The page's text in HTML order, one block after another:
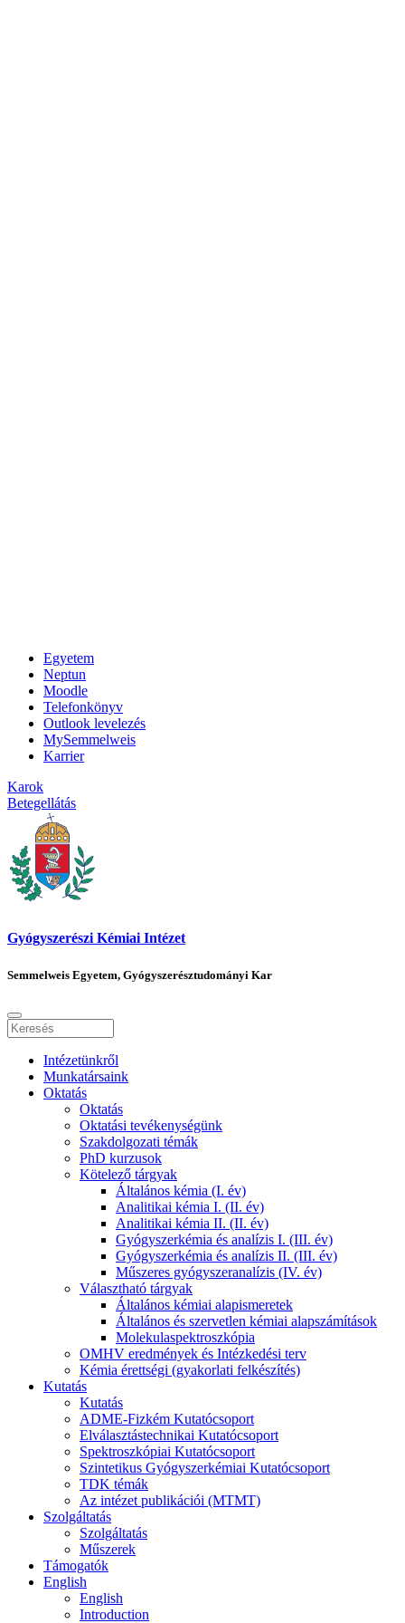
Egyetem
Neptun
Moodle
Telefonkönyv
Outlook levelezés
MySemmelweis
Karrier
Karok
Betegellátás
Gyógyszerészi Kémiai Intézet
Semmelweis Egyetem, Gyógyszerésztudományi Kar
Intézetünkről
Munkatársaink
Oktatás
Oktatás
Oktatási tevékenységünk
Szakdolgozati témák
PhD kurzusok
Kötelező tárgyak
Általános kémia (I. év)
Analitikai kémia I. (II. év)
Analitikai kémia II. (II. év)
Gyógyszerkémia és analízis I. (III. év)
Gyógyszerkémia és analízis II. (III. év)
Műszeres gyógyszeranalízis (IV. év)
Választható tárgyak
Általános kémiai alapismeretek
Általános és szervetlen kémiai alapszámítások
Molekulaspektroszkópia
OMHV eredmények és Intézkedési terv
Kémia érettségi (gyakorlati felkészítés)
Kutatás
Kutatás
ADME-Fizkém Kutatócsoport
Elválasztástechnikai Kutatócsoport
Spektroszkópiai Kutatócsoport
Szintetikus Gyógyszerkémiai Kutatócsoport
TDK témák
Az intézet publikációi (MTMT)
Szolgáltatás
Szolgáltatás
Műszerek
Támogatók
English
English
Introduction